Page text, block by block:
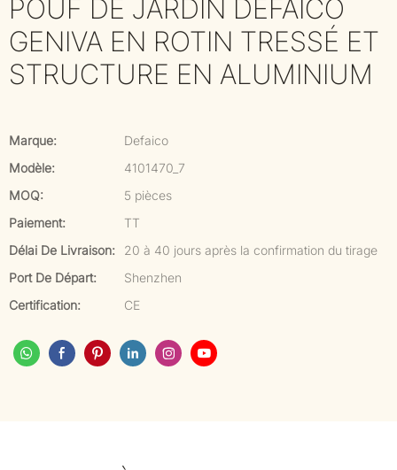
POUF DE JARDIN DEFAICO
GENIVA EN ROTIN TRESSÉ ET
STRUCTURE EN ALUMINIUM
Marque:
Defaico
Modèle:
4101470_7
MOQ:
5 pièces
Paiement:
TT
Délai De Livraison:
20 à 40 jours après la confirmation du tirage
Port De Départ:
Shenzhen
Certification:
CE